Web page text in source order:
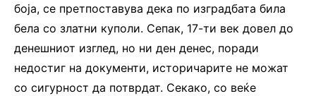
боја, се претпоставува дека по изградбата била
бела со златни куполи. Сепак, 17-ти век довел до
денешниот изглед, но ни ден денес, поради
недостиг на документи, историчарите не можат
со сигурност да потврдат. Секако, со веќе